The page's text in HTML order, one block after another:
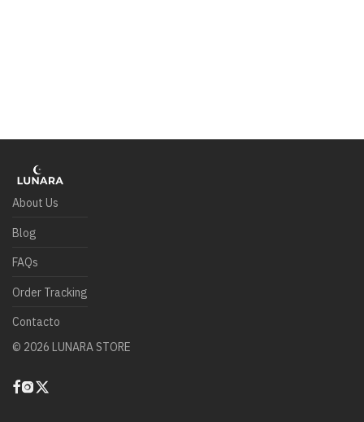
About Us
Blog
FAQs
Order Tracking
Contacto
© 2026 LUNARA STORE